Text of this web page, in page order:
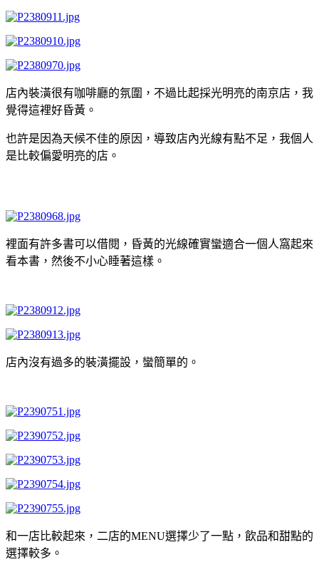
店內裝潢很有咖啡廳的氛圍，不過比起採光明亮的南京店，我
覺得這裡好昏黃。
也許是因為天候不佳的原因，導致店內光線有點不足，我個人
是比較偏愛明亮的店。
裡面有許多書可以借閱，昏黃的光線確實蠻適合一個人窩起來
看本書，然後不小心睡著這樣。
店內沒有過多的裝潢擺設，蠻簡單的。
和一店比較起來，二店的MENU選擇少了一點，飲品和甜點的
選擇較多。